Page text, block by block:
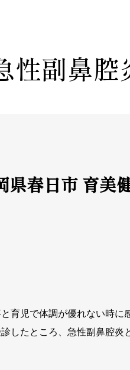
性副鼻
県春日市 育美
育児で体調が優れない時
したところ、急性副鼻腔炎